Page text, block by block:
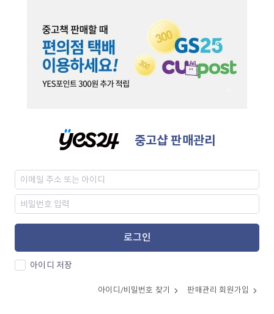
중고샵 판매관리
로그인
아이디 저장
아이디/비밀번호 찾기 판매관리 회원가입